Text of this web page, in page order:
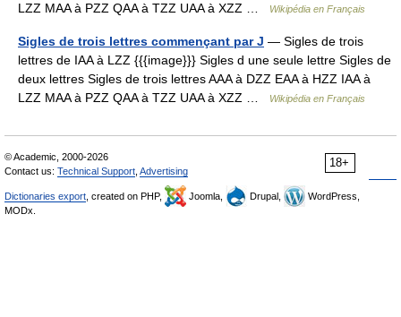
LZZ MAA à PZZ QAA à TZZ UAA à XZZ …
Wikipédia en Français
Sigles de trois lettres commençant par J — Sigles de trois
lettres de IAA à LZZ {{{image}}} Sigles d une seule lettre Sigles de
deux lettres Sigles de trois lettres AAA à DZZ EAA à HZZ IAA à
LZZ MAA à PZZ QAA à TZZ UAA à XZZ …
Wikipédia en Français
18+
© Academic, 2000-2026
Contact us: Technical Support Advertising
Dictionaries export , created on PHP, Joomla, Drupal,
WordPress,
MODx.